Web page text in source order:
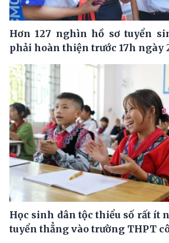
Hơn 127 nghìn hồ sơ tuyển
phải hoàn thiện trước 17h ngày
Học sinh dân tộc thiểu số rất ít
tuyển thẳng vào trường THPT